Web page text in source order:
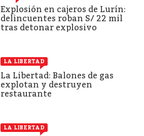
Explosión en cajeros de Lurín:
delincuentes roban S/ 22 mil
tras detonar explosivo
LA LIBERTAD
La Libertad: Balones de gas
explotan y destruyen
restaurante
LA LIBERTAD